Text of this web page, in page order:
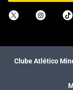
Clube Atlético